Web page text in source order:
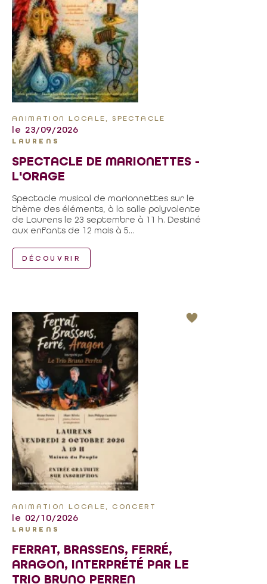
ANIMATION LOCALE, SPECTACLE
le 23/09/2026
LAURENS
SPECTACLE DE MARIONETTES -
L'ORAGE
Spectacle musical de marionnettes sur le
thème des éléments, à la salle polyvalente
de Laurens le 23 septembre à 11 h. Destiné
aux enfants de 12 mois à 5...
DÉCOUVRIR
ANIMATION LOCALE, CONCERT
le 02/10/2026
LAURENS
FERRAT, BRASSENS, FERRÉ,
ARAGON, INTERPRÉTÉ PAR LE
TRIO BRUNO PERREN